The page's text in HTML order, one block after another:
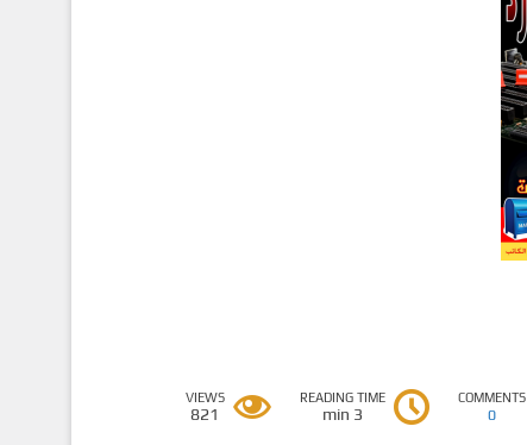
COMMENTS
0
READING TIME
3 min
VIEWS
821